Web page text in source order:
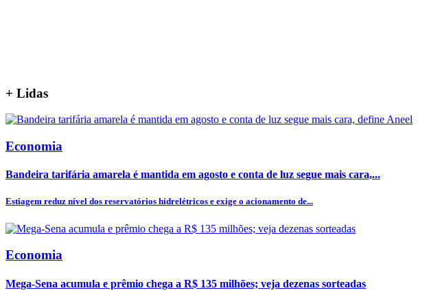
+ Lidas
Economia
Bandeira tarifária amarela é mantida em agosto e conta de luz segue mais cara,...
Estiagem reduz nível dos reservatórios hidrelétricos e exige o acionamento de...
Economia
Mega-Sena acumula e prêmio chega a R$ 135 milhões; veja dezenas sorteadas